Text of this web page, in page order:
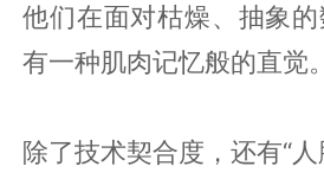
他们在面对枯燥、抽象
有一种肌肉记忆般的直觉。
除了技术契合度，还有“人